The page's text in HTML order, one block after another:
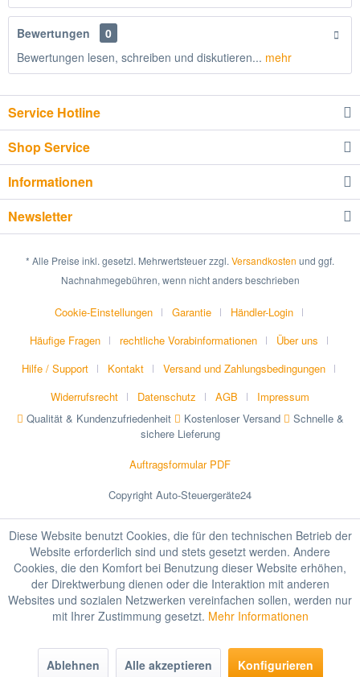
Bewertungen
0
Bewertungen lesen, schreiben und diskutieren... mehr
Service Hotline
Shop Service
Informationen
Newsletter
* Alle Preise inkl. gesetzl. Mehrwertsteuer zzgl. Versandkosten und ggf.
Nachnahmegebühren, wenn nicht anders beschrieben
Cookie-Einstellungen Garantie
Händler-Login
Häufige Fragen
rechtliche Vorabinformationen
Über uns
Hilfe / Support
Kontakt
Versand und Zahlungsbedingungen
Widerrufsrecht
Datenschutz AGB
Impressum
Qualität & Kundenzufriedenheit
Kostenloser Versand
Schnelle &
sichere Lieferung
Auftragsformular PDF
Copyright Auto-Steuergeräte24
Diese Website benutzt Cookies, die für den technischen Betrieb der
Website erforderlich sind und stets gesetzt werden. Andere
Cookies, die den Komfort bei Benutzung dieser Website erhöhen,
der Direktwerbung dienen oder die Interaktion mit anderen
Websites und sozialen Netzwerken vereinfachen sollen, werden nur
mit Ihrer Zustimmung gesetzt. Mehr Informationen
Ablehnen Alle akzeptieren Konfigurieren